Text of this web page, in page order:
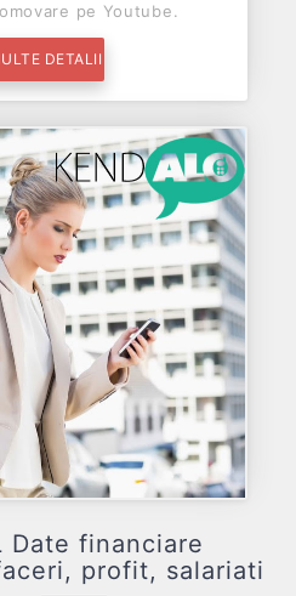
pe Youtube.
DETALII
Date financiare
profit, salariati